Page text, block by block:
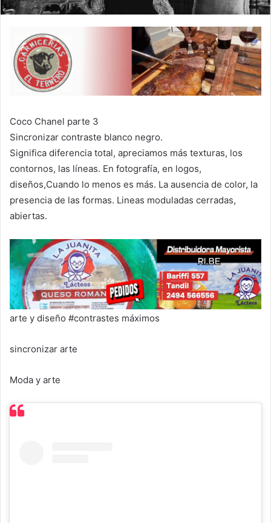
Coco Chanel parte 3
Sincronizar contraste blanco negro.
Significa diferencia total, apreciamos más texturas, los
contornos, las líneas. En fotografía, en logos,
diseños,Cuando lo menos es más. La ausencia de color, la
presencia de las formas. Lineas moduladas cerradas,
abiertas.
arte y diseño #contrastes máximos
sincronizar arte
Moda y arte